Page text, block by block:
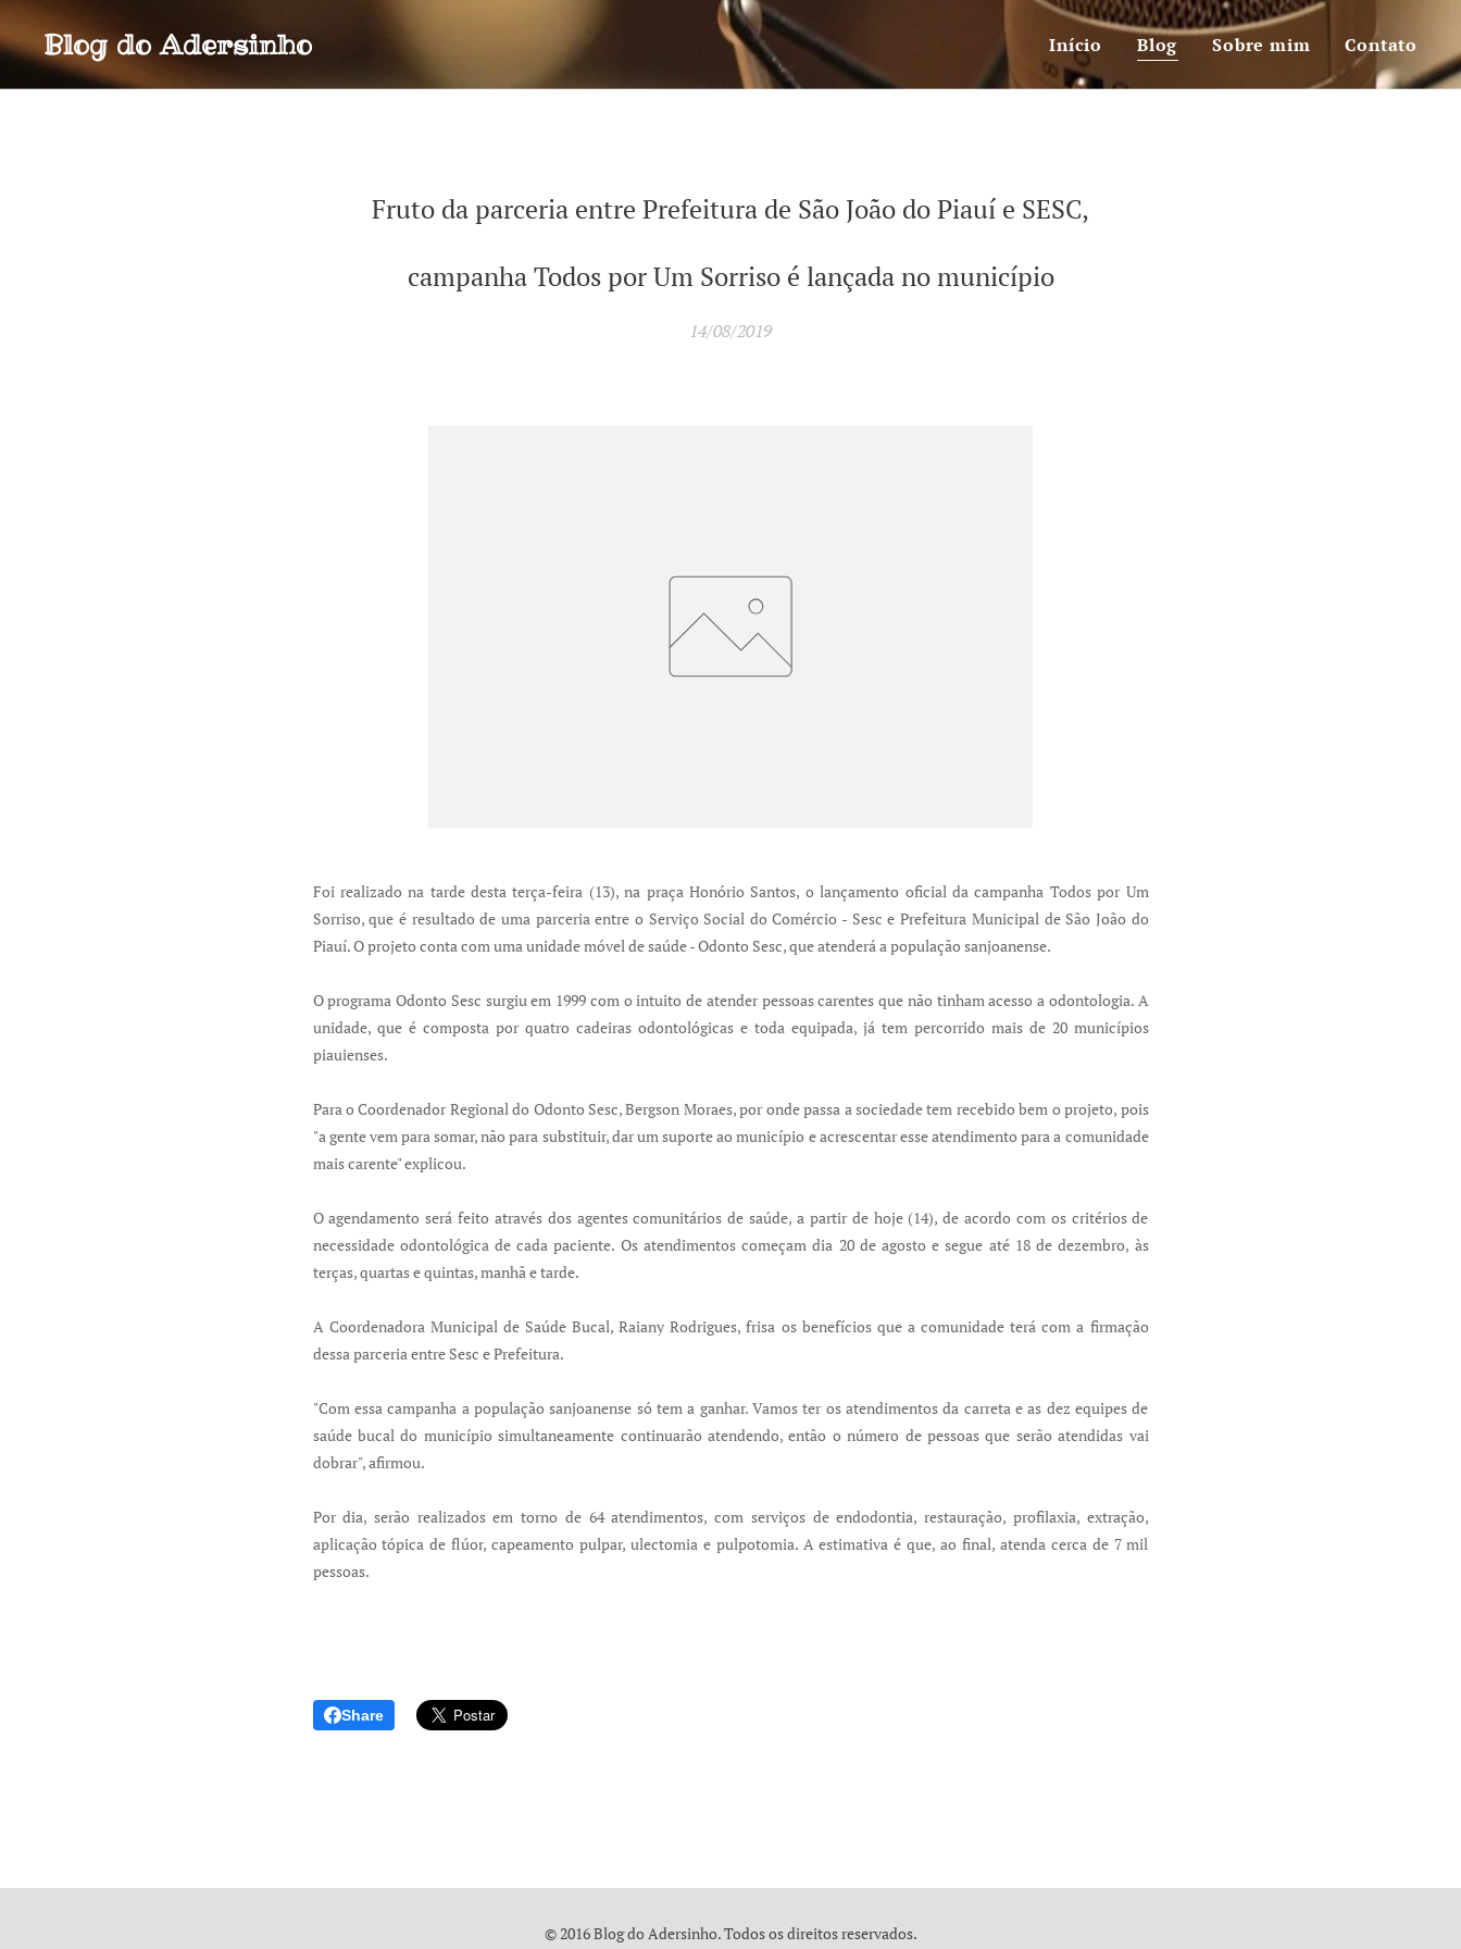
Blog doAdersinho Início Blog Sobre mim Contato
Fruto da parceria entre Prefeitura de São João do Piauí e SESC,
campanha Todos por Um Sorriso é lançada no município
14/08/2019
Foi realizado na tarde desta terça-feira (13), na praça Honório Santos, o lançamento oficial da campanha Todos por Um
Sorriso, que é resultado de uma parceria entre o Serviço Social do Comércio - Sesc e Prefeitura Municipal de São João do
Piauí. O projeto conta com uma unidade móvel de saúde - Odonto Sesc, que atenderá a população sanjoanense.
O programa Odonto Sesc surgiu em 1999 com o intuito de atender pessoas carentes que não tinham acesso a odontologia. A
unidade, que é composta por quatro cadeiras odontológicas e toda equipada, já tem percorrido mais de 20 municípios
piauienses.
Para o Coordenador Regional do Odonto Sesc, Bergson Moraes, por onde passa a sociedade tem recebido bem o projeto, pois
"a gente vem para somar, não para substituir, dar um suporte ao município e acrescentar esse atendimento para a comunidade
mais carente" explicou.
O agendamento será feito através dos agentes comunitários de saúde, a partir de hoje (14), de acordo com os critérios de
necessidade odontológica de cada paciente. Os atendimentos começam dia 20 de agosto e segue até 18 de dezembro, às
terças, quartas e quintas, manhã e tarde.
A Coordenadora Municipal de Saúde Bucal, Raiany Rodrigues, frisa os benefícios que a comunidade terá com a firmação
dessa parceria entre Sesc e Prefeitura.
"Com essa campanha a população sanjoanense só tem a ganhar. Vamos ter os atendimentos da carreta e as dez equipes de
saúde bucal do município simultaneamente continuarão atendendo, então o número de pessoas que serão atendidas vai
dobrar", afirmou.
Por dia, serão realizados em torno de 64 atendimentos, com serviços de endodontia, restauração, profilaxia, extração,
aplicação tópica de flúor, capeamento pulpar, ulectomia e pulpotomia. A estimativa é que, ao final, atenda cerca de 7 mil
pessoas.
Share
© 2016 Blog do Adersinho. Todos os direitos reservados.